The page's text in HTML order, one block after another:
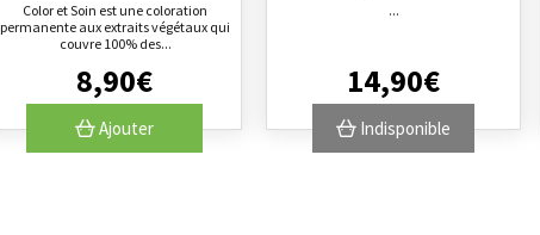
Color et Soin est une coloration
permanente aux extraits végétaux qui
couvre 100% des...
8,90€
Ajouter
...
14,90€
Indisponible